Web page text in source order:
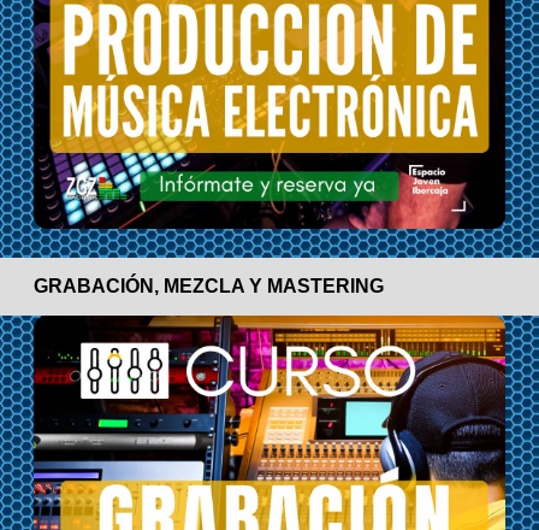
GRABACIÓN, MEZCLA Y MASTERING